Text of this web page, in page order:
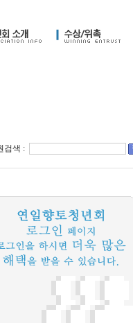
검색 :